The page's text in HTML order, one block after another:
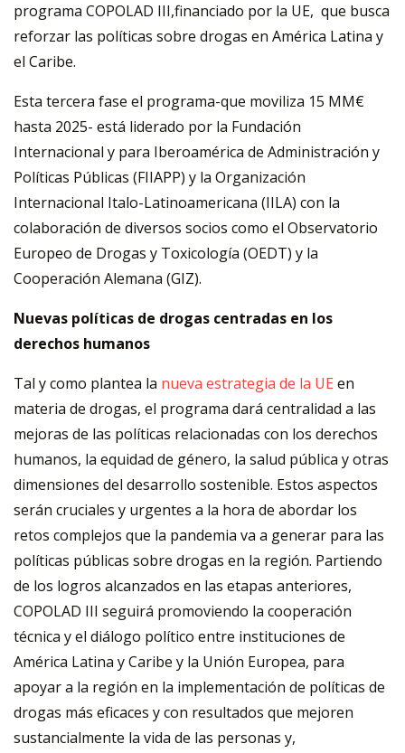
programa COPOLAD III,financiado por la UE, que busca
reforzar las políticas sobre drogas en América Latina y
el Caribe.
Esta tercera fase el programa-que moviliza 15 MM€
hasta 2025- está liderado por la Fundación
Internacional y para Iberoamérica de Administración y
Políticas Públicas (FIIAPP) y la Organización
Internacional Italo-Latinoamericana (IILA) con la
colaboración de diversos socios como el Observatorio
Europeo de Drogas y Toxicología (OEDT) y la
Cooperación Alemana (GIZ).
Nuevas políticas de drogas centradas en los
derechos humanos
Tal y como plantea la nueva estrategia de la UE en
materia de drogas, el programa dará centralidad a las
mejoras de las políticas relacionadas con los derechos
humanos, la equidad de género, la salud pública y otras
dimensiones del desarrollo sostenible. Estos aspectos
serán cruciales y urgentes a la hora de abordar los
retos complejos que la pandemia va a generar para las
políticas públicas sobre drogas en la región. Partiendo
de los logros alcanzados en las etapas anteriores,
COPOLAD III seguirá promoviendo la cooperación
técnica y el diálogo político entre instituciones de
América Latina y Caribe y la Unión Europea, para
apoyar a la región en la implementación de políticas de
drogas más eficaces y con resultados que mejoren
sustancialmente la vida de las personas y,